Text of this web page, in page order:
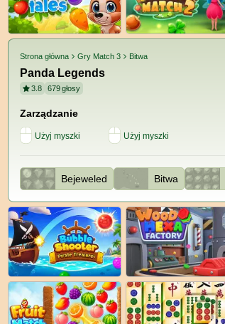
Strona główna Gry Match 3 Bitwa
Panda Legends
3.8 679głosy
Zarządzanie
Użyj myszki Użyj myszki
Bejeweled Bitwa